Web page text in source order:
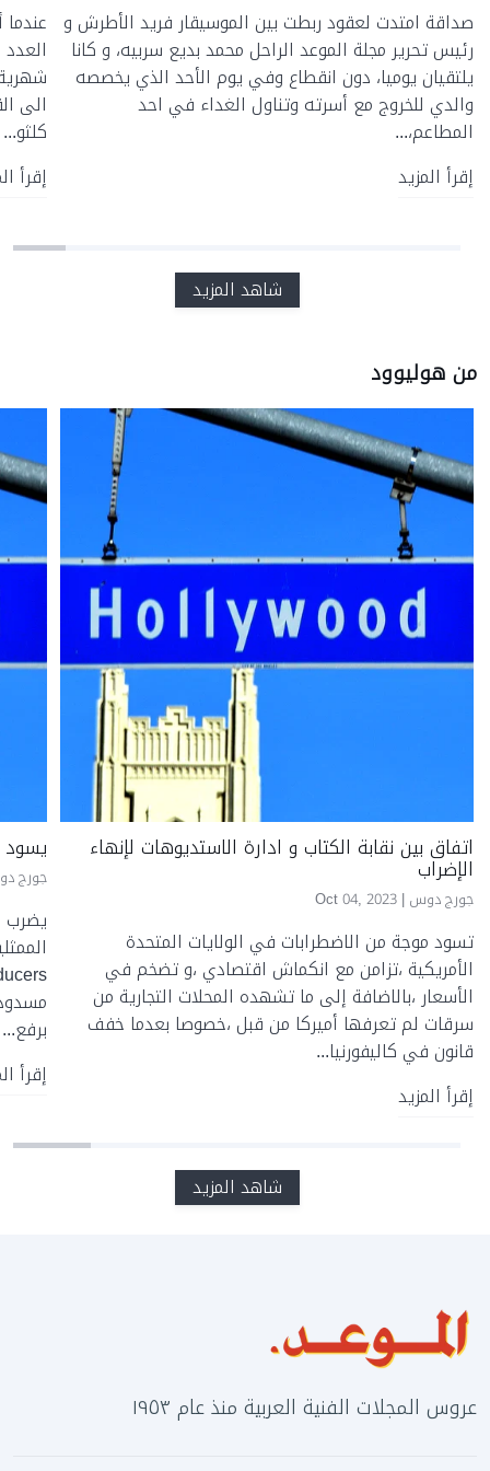
صداقة امتدت لعقود ربطت بين الموسيقار فريد الأطرش و
رئيس تحرير مجلة الموعد الراحل محمد بديع سربيه، و كانا
يلتقيان يوميا، دون انقطاع وفي يوم الأحد الذي يخصصه
والدي للخروج مع أسرته وتناول الغداء في احد
المطاعم،...
إقرأ المزيد
الى
كلثو...
إقرأ
شاهد المزيد
من هوليوود
اتفاق بين نقابة الكتاب و ادارة الاستديوهات لإنهاء
الإضراب
جورج دوس | Oct 04, 2023
تسود موجة من الاضطرابات في الولايات المتحدة
الأمريكية ،تزامن مع انكماش اقتصادي ،و تضخم في
الأسعار ،بالاضافة إلى ما تشهده المحلات التجارية من
سرقات لم تعرفها أميركا من قبل ،خصوصا بعدما خفف
قانون في كاليفورنيا...
إقرأ المزيد
يسود
جورج
يضرب
برفع...
إقرأ
شاهد المزيد
عروس المجلات الفنية العربية منذ عام ١٩٥٣